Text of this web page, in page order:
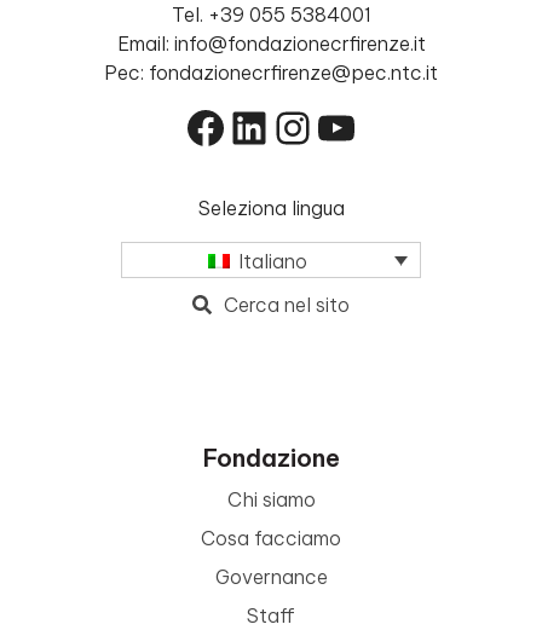
Tel. +39 055 5384001
Email: info@fondazionecrfirenze.it
Pec: fondazionecrfirenze@pec.ntc.it
Facebook
LinkedIn
Instagram
YouTube
Seleziona lingua
Italiano
Cerca nel sito
Fondazione
Chi siamo
Cosa facciamo
Governance
Staff